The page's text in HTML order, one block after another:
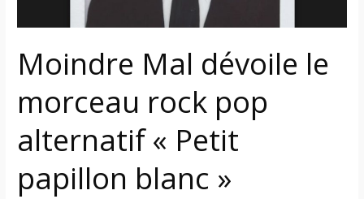
Moindre Mal dévoile le
morceau rock pop
alternatif « Petit
papillon blanc »
blanc »